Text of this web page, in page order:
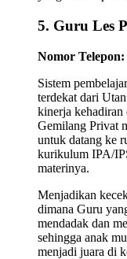
5. Guru Les
Nomor Telepon:
Sistem
terdekat dari
kinerja kehadiran
Gemilang Privat
untuk datang ke
kurikulum IPA/
materinya.
Menjadikan
dimana Guru
mendadak dan
sehingga anak
menjadi juara di